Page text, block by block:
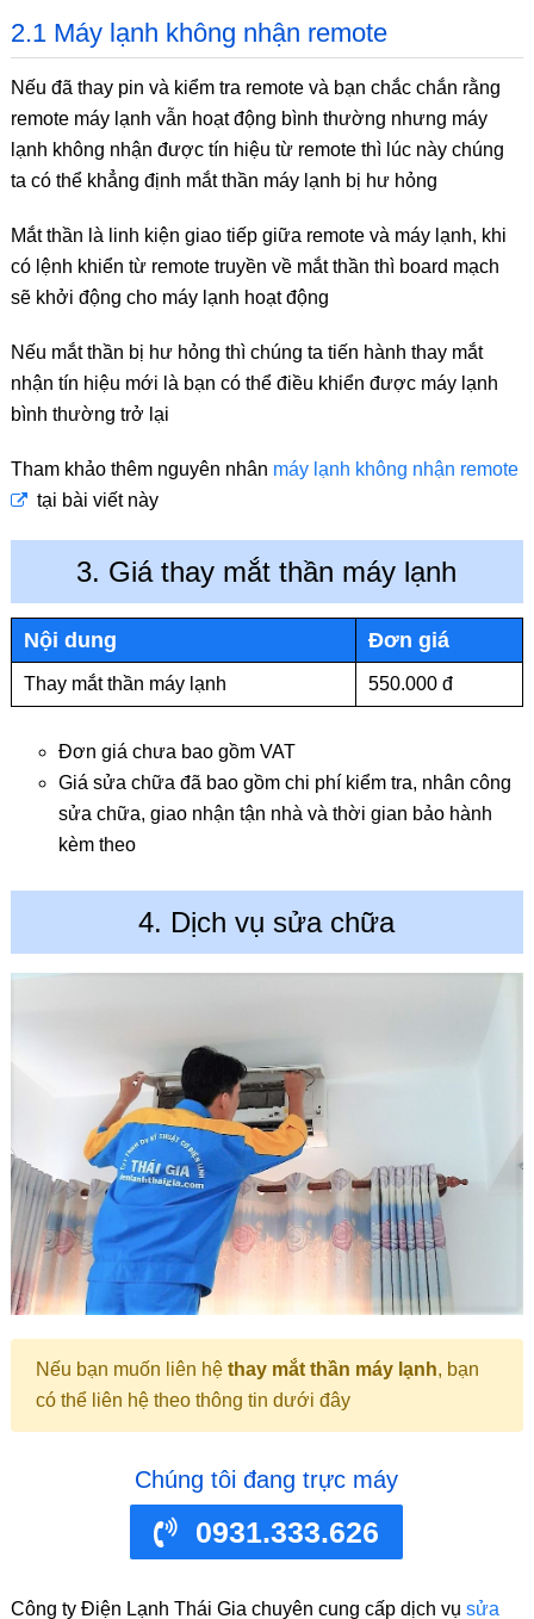
2.1 Máy lạnh không nhận remote
Nếu đã thay pin và kiểm tra remote và bạn chắc chắn rằng
remote máy lạnh vẫn hoạt động bình thường nhưng máy
lạnh không nhận được tín hiệu từ remote thì lúc này chúng
ta có thể khẳng định mắt thần máy lạnh bị hư hỏng
Mắt thần là linh kiện giao tiếp giữa remote và máy lạnh, khi
có lệnh khiển từ remote truyền về mắt thần thì board mạch
sẽ khởi động cho máy lạnh hoạt động
Nếu mắt thần bị hư hỏng thì chúng ta tiến hành thay mắt
nhận tín hiệu mới là bạn có thể điều khiển được máy lạnh
bình thường trở lại
Tham khảo thêm nguyên nhân máy lạnh không nhận remote
tại bài viết này
3. Giá thay mắt thần máy lạnh
Nội dung Đơn giá
Thay mắt thần máy lạnh 550.000 đ
Đơn giá chưa bao gồm VAT
Giá sửa chữa đã bao gồm chi phí kiểm tra, nhân công
sửa chữa, giao nhận tận nhà và thời gian bảo hành
kèm theo
4. Dịch vụ sửa chữa
Nếu bạn muốn liên hệ thay mắt thần máy lạnh, bạn
có thể liên hệ theo thông tin dưới đây
Chúng tôi đang trực máy
0931.333.626
Công ty Điện Lạnh Thái Gia chuyên cung cấp dịch vụ sửa